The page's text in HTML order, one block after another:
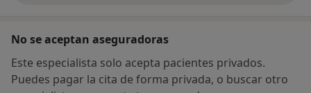
No se aceptan aseguradoras
Este especialista solo acepta pacientes privados.
Puedes pagar la cita de forma privada, o buscar otro